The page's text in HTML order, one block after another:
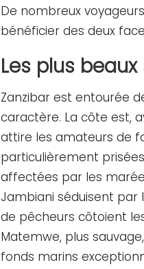
De nombreux
bénéficier des deux
Les plus
Zanzibar est entourée
caractère. La côte est,
attire les amateurs de
particulièrement
affectées par les
Jambiani séduisent
de pêcheurs côtoient
Matemwe, plus
fonds marins